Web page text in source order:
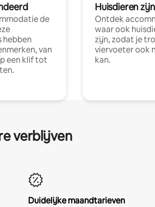
de
hebben
van
een klif tot
Huisdieren
Ontdek
waar ook
zijn, zodat je
viervoeter ook
kan.
verblijven
Duidelijke maandtarieven